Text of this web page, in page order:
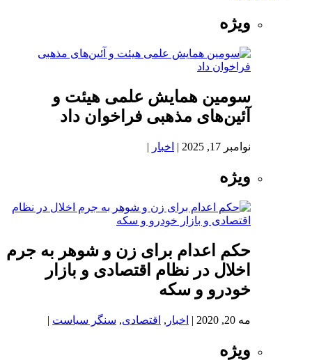
ویژه
سومین همایش علمی هیئت و
آئین‌های مذهبی فراخوان داد
نوامبر 17, 2025 | اخبار |
ویژه
حکم اعدام برای زن و شوهر به جرم
اخلال در نظام اقتصادی و بازار
خودرو و سکه
مه 20, 2020 | اخبار , اقتصادی, سنگر سیاست |
ویژه